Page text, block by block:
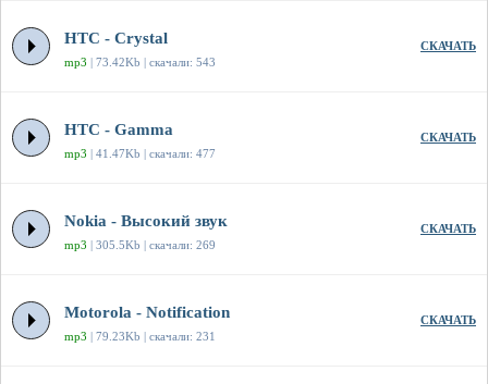
HTC - Crystal
mp3 | 73.42Kb | скачали: 543
СКАЧАТЬ
HTC - Gamma
mp3 | 41.47Kb | скачали: 477
СКАЧАТЬ
Nokia - Высокий звук
mp3 | 305.5Kb | скачали: 269
СКАЧАТЬ
Motorola - Notification
mp3 | 79.23Kb | скачали: 231
СКАЧАТЬ